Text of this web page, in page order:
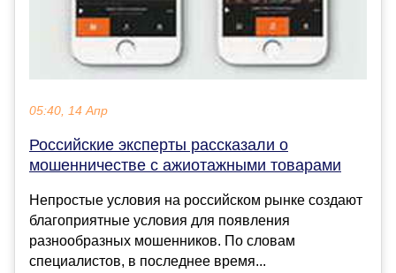
05:40, 14 Апр
Российские эксперты рассказали о
мошенничестве с ажиотажными товарами
Непростые условия на российском рынке создают
благоприятные условия для появления
разнообразных мошенников. По словам
специалистов, в последнее время...